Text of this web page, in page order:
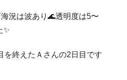
況は波あり🌊透明度は5〜
✨️
を終えたＡさんの2日目です